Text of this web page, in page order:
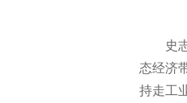
史
态经济
持走工